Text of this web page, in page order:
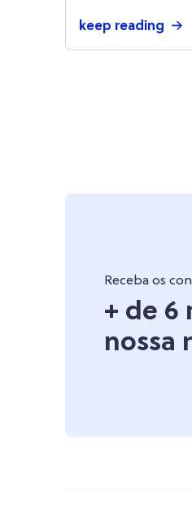
keep reading
Receba os
+ de 6
nossa